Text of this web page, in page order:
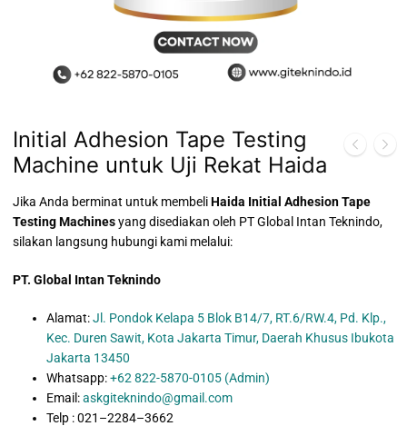
Initial Adhesion Tape Testing
Machine untuk Uji Rekat Haida
Jika Anda berminat untuk membeliHaida Initial Adhesion Tape
Testing Machinesyang disediakan oleh PT Global Intan Teknindo,
silakan langsung hubungi kami melalui:
PT. Global Intan Teknindo
Alamat:Jl. Pondok Kelapa 5 Blok B14/7, RT.6/RW.4, Pd. Klp.,
Kec. Duren Sawit, Kota Jakarta Timur, Daerah Khusus Ibukota
Jakarta 13450
Whatsapp: +62 822-5870-0105 (Admin)
Email:askgiteknindo@gmail.com
Telp : 021–2284–3662